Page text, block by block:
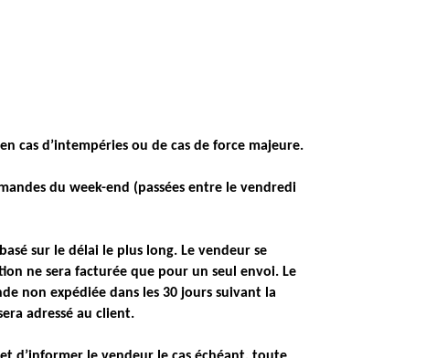
cas d’intempéries ou de cas de force majeure.
du week-end (passées entre le vendredi
sur le délai le plus long. Le vendeur se
ne sera facturée que pour un seul envoi. Le
non expédiée dans les 30 jours suivant la
adressé au client.